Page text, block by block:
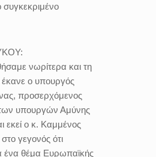
συγκεκριμένο
νωρίτερα και τη
ο υπουργός
προσερχόμενος
υπουργών Αμύνης
εκεί ο κ. Καμμένος
γεγονός ότι
ένα θέμα Ευρωπαϊκής